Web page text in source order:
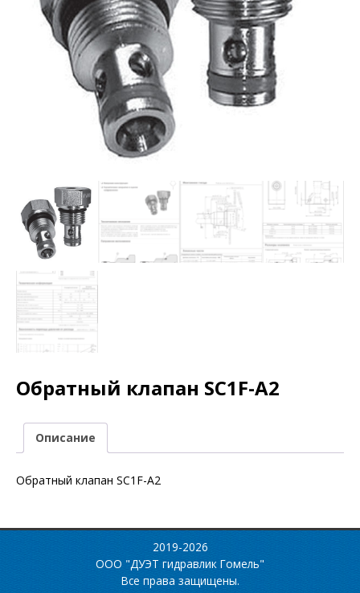
Обратный клапан SC1F-A2
Описание
Обратный клапан SC1F-A2
2019-2026
ООО "ДУЭТ гидравлик Гомель"
Все права защищены.